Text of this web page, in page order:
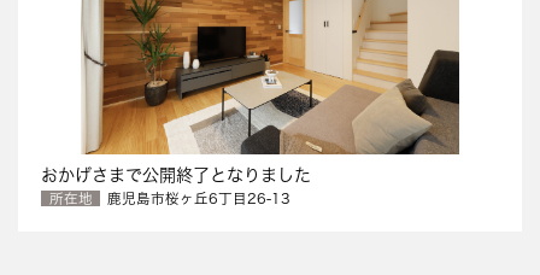
おかげさまで公開終了となりました
所在地 鹿児島市桜ヶ丘6丁目26-13